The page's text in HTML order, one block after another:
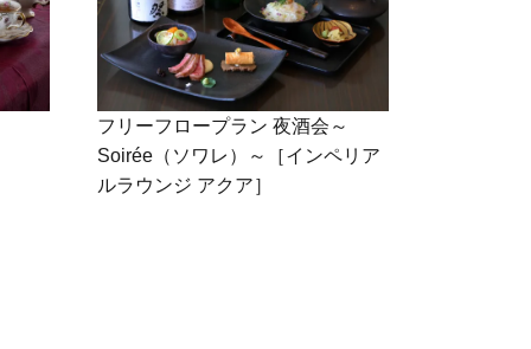
フリーフロープラン 夜酒会～
Soirée（ソワレ）～［インペリア
ルラウンジ アクア］